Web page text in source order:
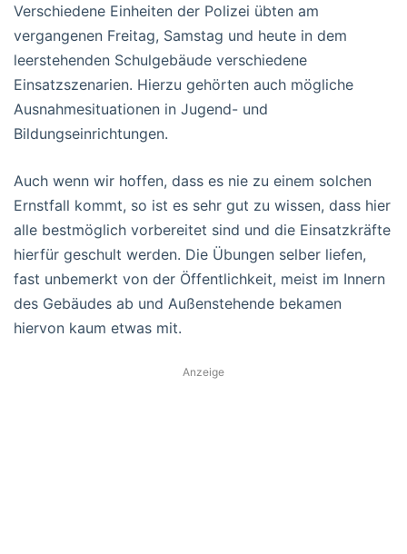
Verschiedene Einheiten der Polizei übten am
vergangenen Freitag, Samstag und heute in dem
leerstehenden Schulgebäude verschiedene
Einsatzszenarien. Hierzu gehörten auch mögliche
Ausnahmesituationen in Jugend- und
Bildungseinrichtungen.
Auch wenn wir hoffen, dass es nie zu einem solchen
Ernstfall kommt, so ist es sehr gut zu wissen, dass hier
alle bestmöglich vorbereitet sind und die Einsatzkräfte
hierfür geschult werden. Die Übungen selber liefen,
fast unbemerkt von der Öffentlichkeit, meist im Innern
des Gebäudes ab und Außenstehende bekamen
hiervon kaum etwas mit.
Anzeige